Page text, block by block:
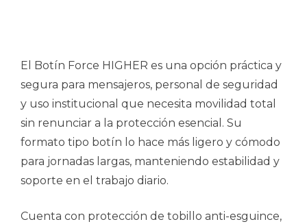
El Botín Force HIGHER es una opción práctica y
segura para mensajeros, personal de seguridad
y uso institucional que necesita movilidad total
sin renunciar a la protección esencial. Su
formato tipo botín lo hace más ligero y cómodo
para jornadas largas, manteniendo estabilidad y
soporte en el trabajo diario.
Cuenta con protección de tobillo anti-esguince,